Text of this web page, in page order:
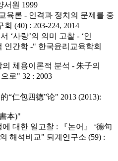
서원 1999
육론 - 인격과 정치의 문제를 중
(40) : 203-224, 2014
‘사랑’의 의미 고찰 - ‘인
인간학 -" 한국윤리교육학회
체용이론적 분석 - 朱子의
로" 32 : 2003
“仁包四德”论" 2013 (2013):
本)"
대한 일고찰 : 『논어』 ‘德句
해석비교" 퇴계연구소 (59) :